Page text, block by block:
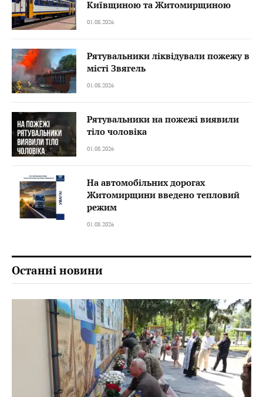
Київщиною та Житомирщиною
01.08.2026
Рятувальники ліквідували пожежу в
місті Звягель
01.08.2026
Рятувальники на пожежі виявили
тіло чоловіка
01.08.2026
На автомобільних дорогах
Житомирщини введено тепловий
режим
01.08.2026
Останні новини